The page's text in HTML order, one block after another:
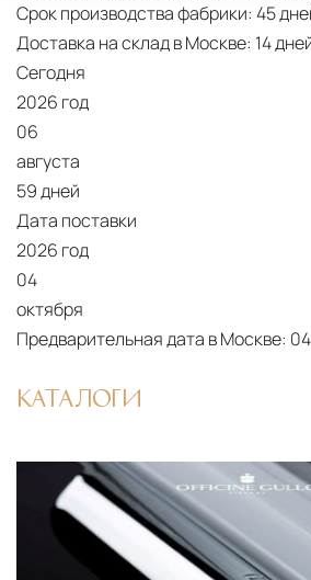
Срок производства фабрики: 45
Доставка на склад в Москве: 14
Сегодня
2026 год
06
августа
59 дней
Дата поставки
2026 год
04
октября
Предварительная дата в Москве:
КАТАЛОГИ